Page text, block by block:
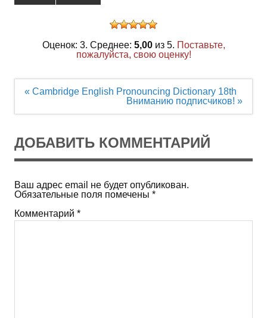
Оценок: 3. Среднее: 5,00из 5. Поставьте,
пожалуйста, свою оценку!
Навигация
« Cambridge English Pronouncing Dictionary 18th
Вниманию подписчиков! »
ДОБАВИТЬ КОММЕНТАРИЙ
Ваш адрес email не будет опубликован.
Обязательные поля помечены *
Комментарий *